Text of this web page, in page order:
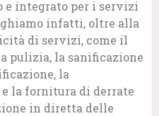
integrato per i servizi
infatti, oltre alla
di servizi, come il
pulizia, la sanificazione
la
la fornitura di derrate
in diretta delle